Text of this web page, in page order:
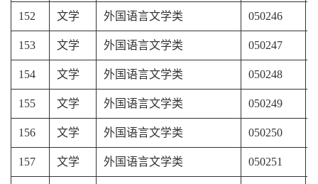
152 文学 外国语言文学类 050246
153 文学 外国语言文学类 050247
154 文学 外国语言文学类 050248
155 文学 外国语言文学类 050249
156 文学 外国语言文学类 050250
157 文学 外国语言文学类 050251